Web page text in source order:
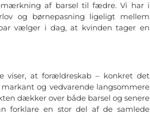
af barsel til fædre. Vi har i
og børnepasning ligeligt mellem
vælger i dag, at kvinden tager en
viser, at forældreskab – konkret det
og vedvarende langsommere
dækker over både barsel og senere
forklare en stor del af de samlede